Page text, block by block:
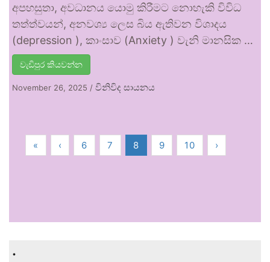
අපහසුතා, අවධානය යොමු කිරීමට නොහැකි විවිධ
තත්ත්වයන්, අනවශ්‍ය ලෙස බිය ඇතිවන විශාදය
(depression ), කාංසාව (Anxiety ) වැනි මානසික …
වැඩිපුර කියවන්න
November 26, 2025 / විනිවිද සායනය
« ‹ 6 7 8 9 10 ›
.